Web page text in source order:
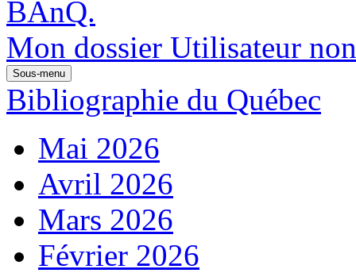
Mon dossier Utilisateur
Sous-menu
Bibliographie du Québec
Mai 2026
Avril 2026
Mars 2026
Février 2026